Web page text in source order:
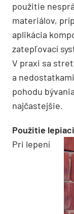
použitie
materiálov,
aplikácia
zatepľovací
V praxi sa
a
pohodu
najčastejšie.
Použitie
Pri lepení